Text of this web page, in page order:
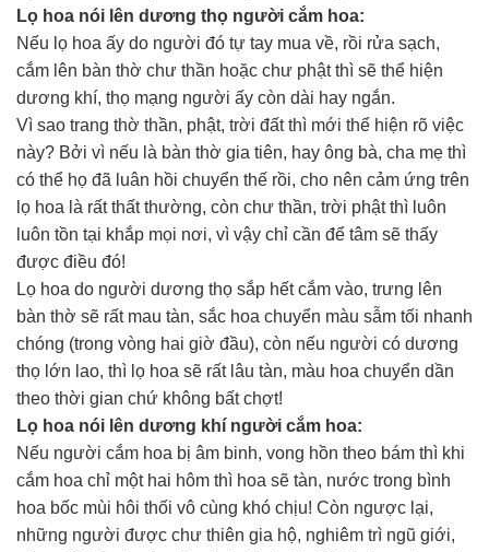
Lọ hoa nói lên dương thọ người cắm hoa:
Nếu lọ hoa ấy do người đó tự tay mua về, rồi rửa sạch,
cắm lên bàn thờ chư thần hoặc chư phật thì sẽ thể hiện
dương khí, thọ mạng người ấy còn dài hay ngắn.
Vì sao trang thờ thần, phật, trời đất thì mới thể hiện rõ việc
này? Bởi vì nếu là bàn thờ gia tiên, hay ông bà, cha mẹ thì
có thể họ đã luân hồi chuyển thế rồi, cho nên cảm ứng trên
lọ hoa là rất thất thường, còn chư thần, trời phật thì luôn
luôn tồn tại khắp mọi nơi, vì vậy chỉ cần để tâm sẽ thấy
được điều đó!
Lọ hoa do người dương thọ sắp hết cắm vào, trưng lên
bàn thờ sẽ rất mau tàn, sắc hoa chuyển màu sẫm tối nhanh
chóng (trong vòng hai giờ đầu), còn nếu người có dương
thọ lớn lao, thì lọ hoa sẽ rất lâu tàn, màu hoa chuyển dần
theo thời gian chứ không bất chợt!
Lọ hoa nói lên dương khí người cắm hoa:
Nếu người cắm hoa bị âm binh, vong hồn theo bám thì khi
cắm hoa chỉ một hai hôm thì hoa sẽ tàn, nước trong bình
hoa bốc mùi hôi thối vô cùng khó chịu! Còn ngược lại,
những người được chư thiên gia hộ, nghiêm trì ngũ giới,